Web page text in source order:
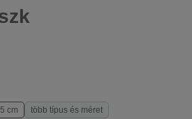
cm
több típus és méret